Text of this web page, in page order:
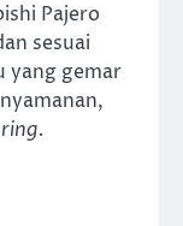
Pajero
sesuai
yang gemar